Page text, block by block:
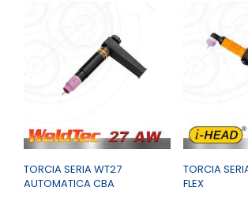
TORCIA SERIA WT27
AUTOMATICA CBA
TORCIA
FLEX